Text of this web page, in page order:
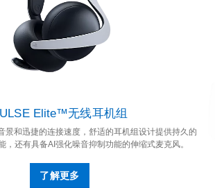
Elite™无线耳机组
景和迅捷的连接速度，舒适的耳机组设计提供持久的
，还有具备AI强化噪音抑制功能的伸缩式麦克风。
了解更多